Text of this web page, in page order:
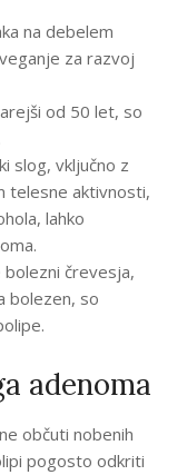
na debelem
za razvoj
od 50 let, so
slog, vključno z
telesne aktivnosti,
lahko
črevesja,
bolezen, so
adenoma
občuti nobenih
pogosto odkriti